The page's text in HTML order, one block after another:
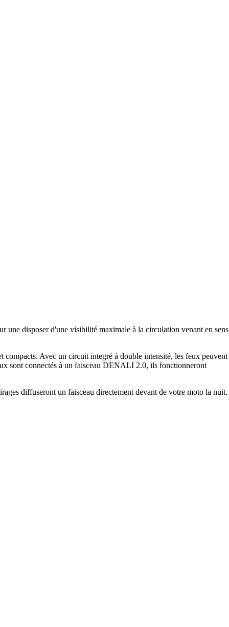
disposer d'une visibilité maximale à la circulation venant en sens
Avec un circuit integré à double intensité, les feux peuvent
sont connectés à un faisceau DENALI 2.0, ils fonctionneront
diffuseront un faisceau directement devant de votre moto la nuit.